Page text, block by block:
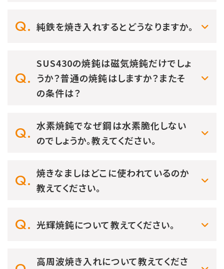
純鉄を焼き入れするとどうなりますか。
SUS430の焼鈍は磁気焼鈍だけでしょ
うか？普通の焼鈍はしますか？またそ
の条件は？
水素焼鈍でなぜ鋼は水素脆化しない
のでしょうか。教えてください。
焼きなましはどこに使われているのか
教えてください。
光輝焼鈍について教えてください。
高周波焼き入れについて教えてくださ